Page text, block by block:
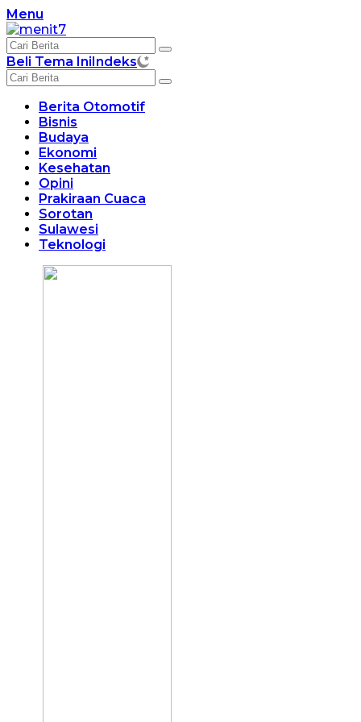
Langsung
ke
konten
Menu
Beli Tema IniIndeks
Berita Otomotif
Bisnis
Budaya
Ekonomi
Kesehatan
Opini
Prakiraan Cuaca
Sorotan
Sulawesi
Teknologi